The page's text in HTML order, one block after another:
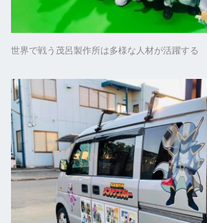
世界で戦う茂呂製作所は多様な人材が活躍する